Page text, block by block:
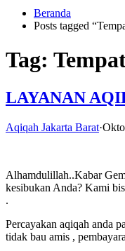
HUBUNGI
KAMI
6713
Beranda
Posts tagged
Tag:
LAYANAN
Aqiqah Jakarta Barat·
Alhamdulillah..Kabar
kesibukan Anda? Kami
.
Percayakan aqiqah anda
tidak bau amis ,